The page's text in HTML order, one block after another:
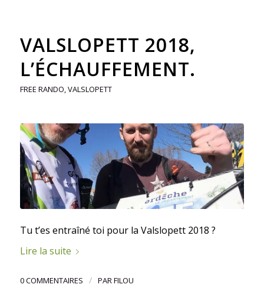
VALSLOPETT 2018,
L’ÉCHAUFFEMENT.
FREE RANDO,VALSLOPETT
Tu t’es entraîné toi pour la Valslopett 2018 ?
Lire la suite
0 COMMENTAIRES / PARFILOU